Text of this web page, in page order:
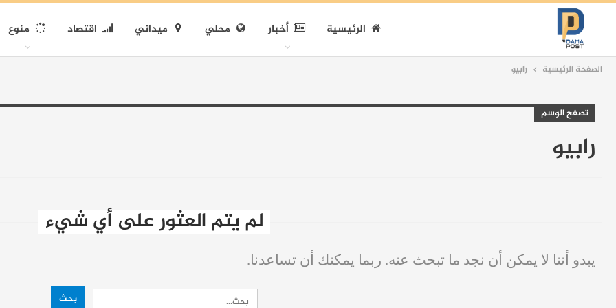
الرئيسية أخبار محلي ميداني اقتصاد منوع
الصفحة الرئيسية رابيو
تصفح الوسم
رابيو
لم يتم العثور على أي شيء
يبدو أننا لا يمكن أن نجد ما تبحث عنه. ربما يمكنك أن تساعدنا.